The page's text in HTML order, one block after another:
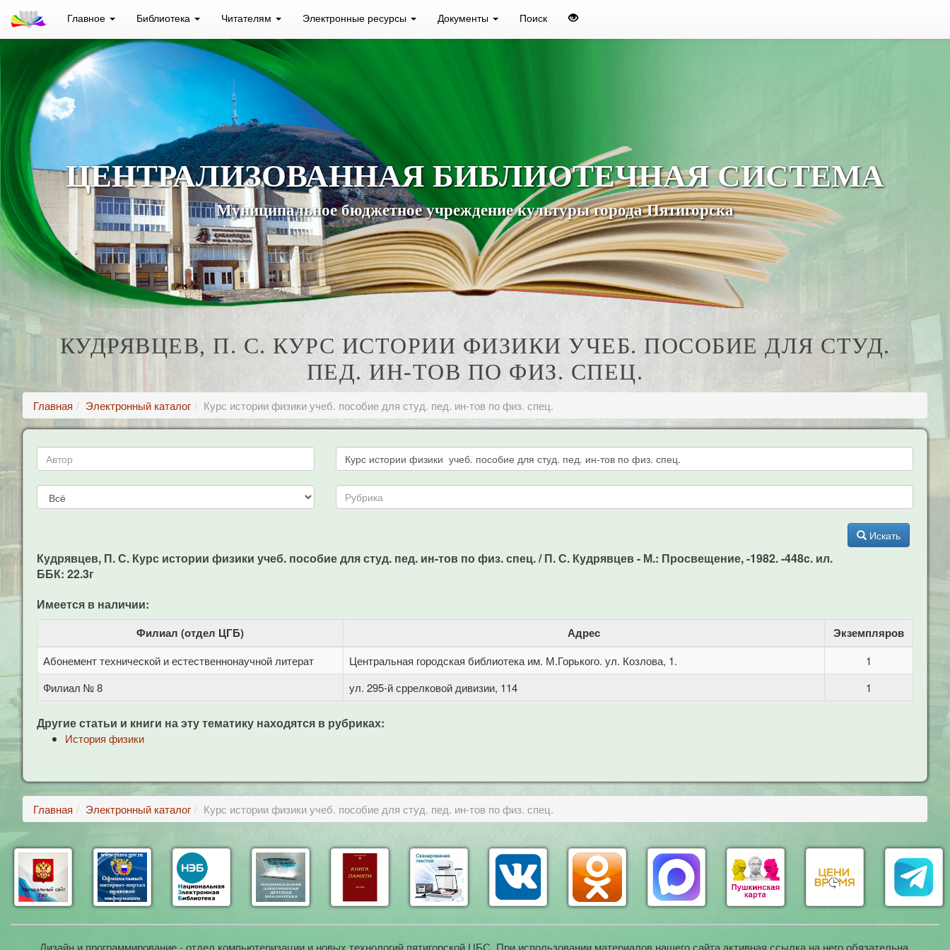
Главное Библиотека Читателям Электронные ресурсы Документы Поиск
ЦЕНТРАЛИЗОВАННАЯ БИБЛИОТЕЧНАЯ СИСТЕМА
Муниципальное бюджетное учреждение культуры города Пятигорска
КУДРЯВЦЕВ, П. С. КУРС ИСТОРИИ ФИЗИКИ УЧЕБ. ПОСОБИЕ ДЛЯ СТУД.
ПЕД. ИН-ТОВ ПО ФИЗ. СПЕЦ.
Главная Электронный каталог Курс истории физики учеб. пособие для студ. пед. ин-тов по физ. спец.
Искать
Кудрявцев, П. С. Курс истории физики учеб. пособие для студ. пед. ин-тов по физ. спец. / П. С. Кудрявцев - М.: Просвещение, -1982. -448c. ил.
ББК: 22.3г
Имеется в наличии:
Филиал (отдел ЦГБ) Адрес Экземпляров
Абонемент технической и естественнонаучной литерат Центральная городская библиотека им. М.Горького. ул. Козлова, 1.
1
Филиал № 8
ул. 295-й сррелковой дивизии, 114 1
Другие статьи и книги на эту тематику находятся в рубриках:
История физики
Главная Электронный каталог Курс истории физики учеб. пособие для студ. пед. ин-тов по физ. спец.
Дизайн и программирование - отдел компьютеризации и новых технологий пятигорской ЦБС. При использовании материалов нашего сайта активная ссылка на него обязательна.